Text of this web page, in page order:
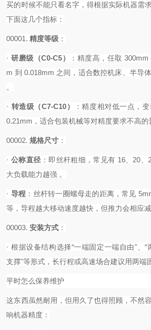
买的时候不能只看名字，得根据实际机器需
下面这几个指标：
00001.精度等级 ‌：
· 研磨级（C0-C5）
：精度高，任取
m 到 0.018mm 之间，适合数控机床、半导
。
· 转造级（C7-C10）
：精度相对低一点，
0.21mm，适合包装机械等对精度要求不高的
00002.规格尺寸 ‌：
· 公称直径 ：即丝杆粗细，常见有 16、20
大负载能力越强 。
· 导程 ：丝杆转一圈螺母走的距离，常见
等，导程越大移动速度越快，但推力会相应减
00003.安装方式 ‌：
· 根据设备结构选择“一端固定一端自由"、“
支撑"等形式，长行程或高速场合建议用两端
平时怎么保养维护
这东西虽然耐用，但用久了也得照顾，不然
响机器精度：